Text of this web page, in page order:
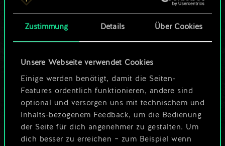
Zustimmung Details Über Cookies
Unsere Webseite verwendet Cookies
Einige werden benötigt, damit die Seiten-
Features ordentlich funktionieren, andere sind
optional und versorgen uns mit technischem und
Inhalts-bezogenem Feedback, um die Bedienung
der Seite für dich angenehmer zu gestalten. Um
dich besser zu erreichen – zum Beispiel wenn
Karten.
Wo es doch so viel
mehr sein kann!
Deck benennen und Leitfaden
erstellen
Deck bearbeiten